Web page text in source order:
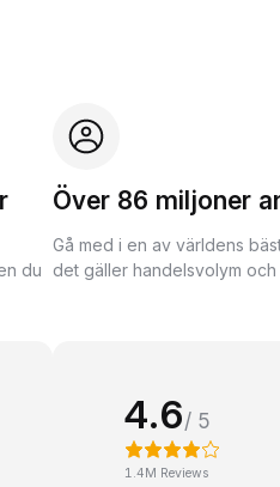
du
Över 86 miljoner
Gå med i en av världens
det gäller handelsvolym och
4.6/ 5
1.4M Reviews